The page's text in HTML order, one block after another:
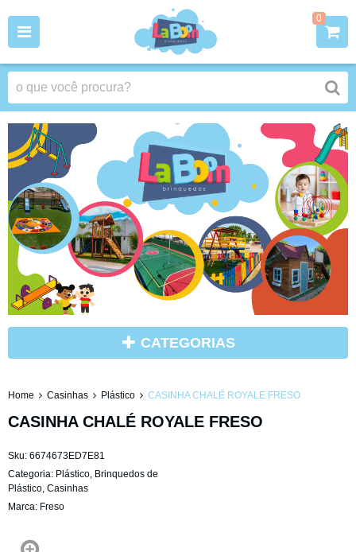
0
CATEGORIAS
Home Casinhas Plástico CASINHA CHALÉ ROYALE FRESO
CASINHA CHALÉ ROYALE FRESO
Sku: 6674673ED7E81
Categoria: Plástico, Brinquedos de
Plástico, Casinhas
Marca: Freso